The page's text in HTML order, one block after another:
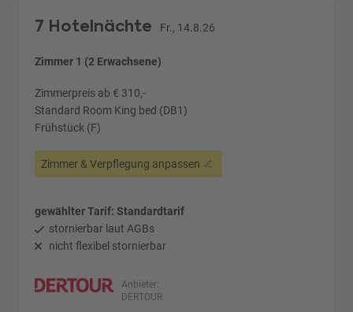
7 Hotelnächte Fr., 14.8.26
Zimmer 1 (2 Erwachsene)
Zimmerpreis ab € 310,-
Standard Room King bed (DB1)
Frühstück (F)
Zimmer & Verpflegung anpassen
gewählter Tarif: Standardtarif
stornierbar laut AGBs
nicht flexibel stornierbar
Anbieter:
DERTOUR